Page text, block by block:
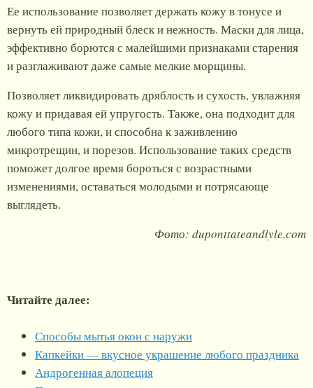
Ее использование позволяет держать кожу в тонусе и
вернуть ей природный блеск и нежность. Маски для лица,
эффективно борются с малейшими признаками старения
и разглаживают даже самые мелкие морщины.
Позволяет ликвидировать дряблость и сухость, увлажняя
кожу и придавая ей упругость. Также, она подходит для
любого типа кожи, и способна к заживлению
микротрещин, и порезов. Использование таких средств
поможет долгое время бороться с возрастными
изменениями, оставаться молодыми и потрясающе
выглядеть.
Фото: duponttateandlyle.com
Читайте далее:
Способы мытья окон с наружи
Капкейки — вкусное украшение любого праздника
Андрогенная алопеция